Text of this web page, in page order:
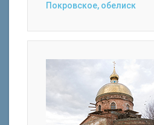
Покровское, обелиск